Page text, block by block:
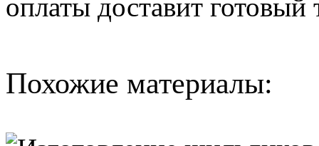
оплаты доставит
Похожие материалы: